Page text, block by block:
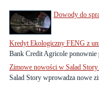
Dowody do
Kredyt Ekologiczny FENG z
Bank Credit Agricole
Zimowe nowości w Salad
Salad Story wprowadza nowe